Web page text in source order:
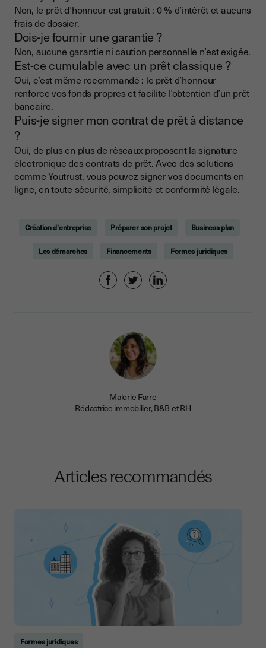
Non, le prêt d’honneur est gratuit : 0 % d’intérêt et aucuns
frais de dossier.
Dois-je fournir une garantie ?
Non, aucune garantie ni caution personnelle n’est exigée.
Est-ce cumulable avec un prêt classique ?
Oui, c’est même recommandé : le prêt d’honneur
renforce vos fonds propres et facilite l’obtention d’un prêt
bancaire.
Puis-je signer mon contrat de prêt à distance
?
Oui, de plus en plus de réseaux proposent la signature
électronique des contrats de prêt. Avec des solutions
comme Youtrust, vous pouvez signer vos documents en
ligne, en toute sécurité, simplicité et conformité légale.
Création d'entreprise Préparer son projet Business plan
Les démarches Financements Formes juridiques
Malorie Farre
Rédactrice immobilier, B&B et RH
Articles recommandés
Formes juridiques